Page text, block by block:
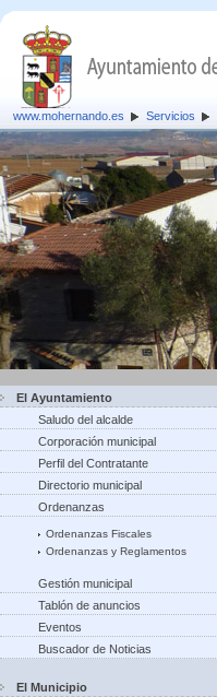
www.mohernando.es Servicios
El Ayuntamiento
Saludo del alcalde
Corporación municipal
Perfil del Contratante
Directorio municipal
Ordenanzas
Ordenanzas Fiscales
Ordenanzas y Reglamentos
Gestión municipal
Tablón de anuncios
Eventos
Buscador de Noticias
El Municipio